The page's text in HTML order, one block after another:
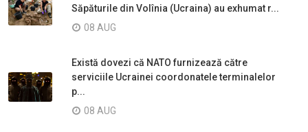
Săpăturile din Volînia (Ucraina) au exhumat r...
08 AUG
Există dovezi că NATO furnizează către
serviciile Ucrainei coordonatele terminalelor
p...
08 AUG